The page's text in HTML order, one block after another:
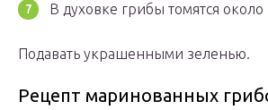
В духовке грибы томятся около
Подавать украшенными зеленью.
Рецепт маринованных